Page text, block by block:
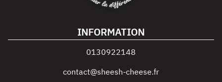
INFORMATION
0130922148
contact@sheesh-cheese.fr